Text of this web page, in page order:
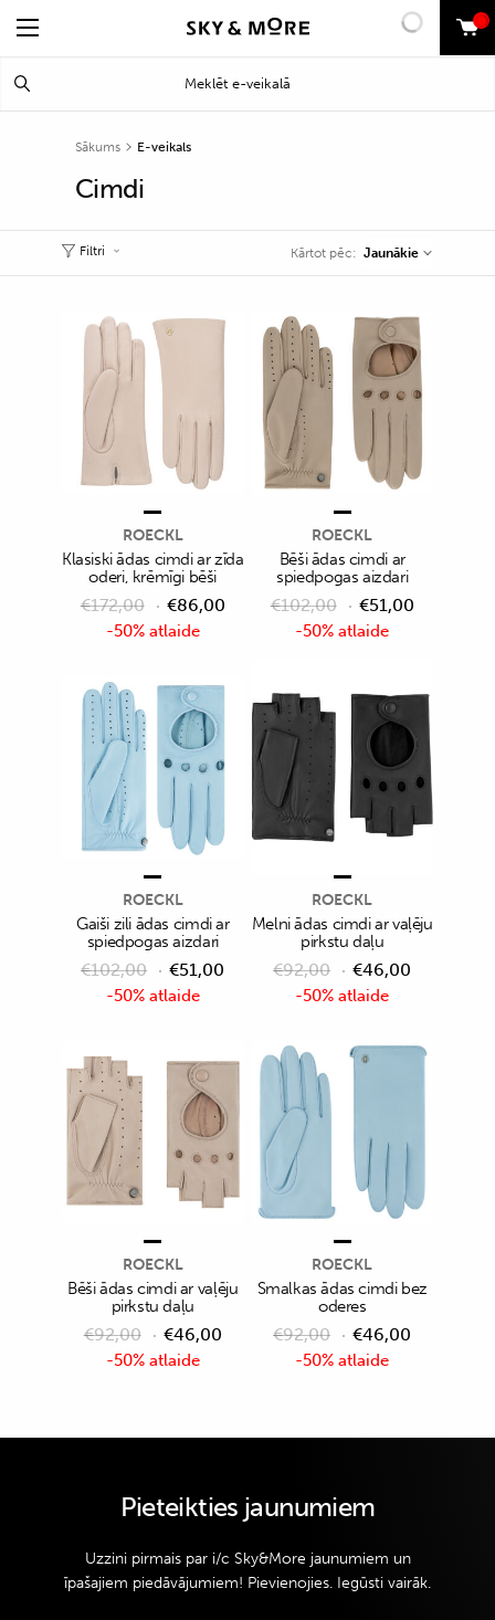
0
Sākums E-veikals
Cimdi
Filtri Kārtot pēc: Jaunākie
-50% atlaide
ROECKL
Klasiski ādas cimdi ar zīda
oderi, krēmīgi bēši
€172,00 €86,00
-50% atlaide
ROECKL
Bēši ādas cimdi ar
spiedpogas aizdari
€102,00 €51,00
-50% atlaide
ROECKL
Gaiši zili ādas cimdi ar
spiedpogas aizdari
€102,00 €51,00
-50% atlaide
ROECKL
Melni ādas cimdi ar vaļēju
pirkstu daļu
€92,00 €46,00
-50% atlaide
ROECKL
Bēši ādas cimdi ar vaļēju
pirkstu daļu
€92,00 €46,00
-50% atlaide
ROECKL
Smalkas ādas cimdi bez
oderes
€92,00 €46,00
Pieteikties jaunumiem
Uzzini pirmais par i/c Sky&More jaunumiem un
īpašajiem piedāvājumiem! Pievienojies. Iegūsti vairāk.